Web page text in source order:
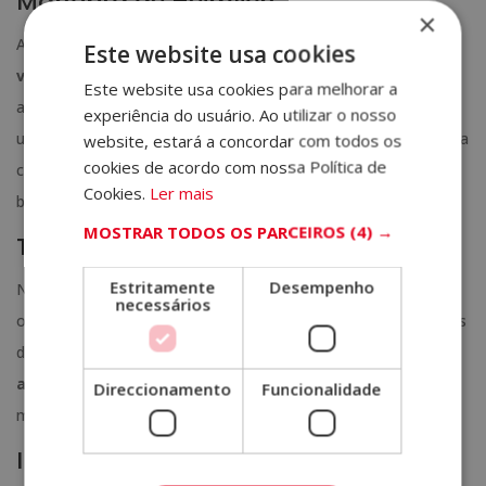
A manobra de Heimlich é fundamental paradesobstruir as
vias respiratórias em casos de asfixia
alimentos. Para a realizar, colocam-se as mãos logo acima do
umbigo da pessoa e fazem-se compressões para dentro e para
cima. Esta pressão sobre o diafragma expulsa o objeto
bloqueado.
Tratamento de queimaduras
No entanto, as queimaduras podem variar em gravidade, mas
os primeiros socorros são sempre essenciais para minimizar os
danos. Em queimaduras leves, deve-se
arrefecer a zona
afetada com água corrente
durante pelo menos 10
minutos.
Imobilização de fraturas
×
Este website usa cookies
Este website usa cookies para melhorar a
experiência do usuário. Ao utilizar o nosso
website, estará a concordar com todos os
cookies de acordo com nossa Política de
Cookies. Ler mais
MOSTRAR TODOS OS PARCEIROS (4) →
Estritamente
necessários
Desempenho
Direccionamento Funcionalidade